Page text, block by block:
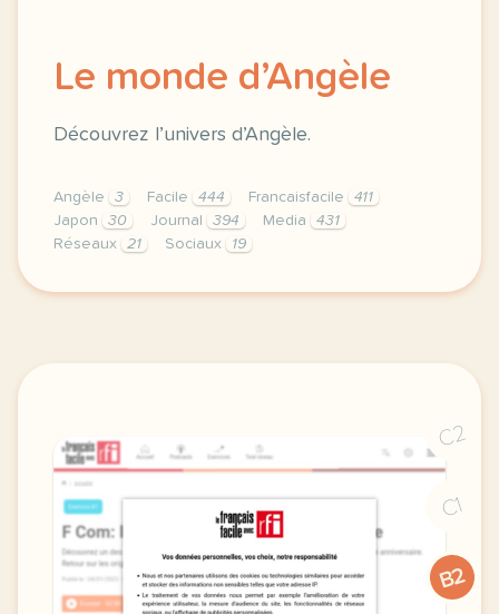
Le monde d’Angèle
Découvrez l’univers d’Angèle.
Angèle 3 Facile 444 Francaisfacile
411
Japon
30 Journal 394 Media
431
Réseaux
21 Sociaux 19
exercice b1 le monde d angele decouvrez l
C2
C1
B2